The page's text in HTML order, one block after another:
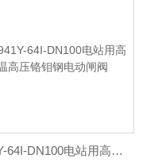
Z941Y-64I-DN100电站用高温高压铬钼钢电动闸阀